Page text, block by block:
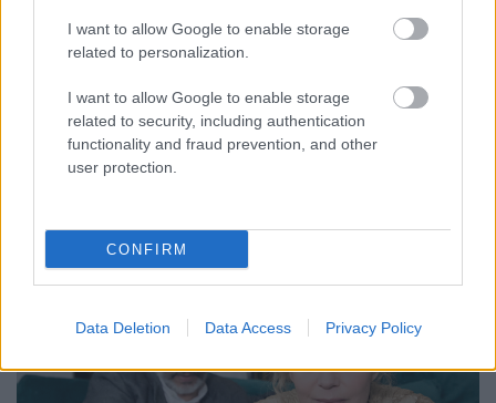
I want to allow Google to enable storage
related to personalization.
I want to allow Google to enable storage
related to security, including authentication
functionality and fraud prevention, and other
user protection.
CONFIRM
Data Deletion Data Access Privacy Policy
"Csak engedjenek át a határon,
jövünk!"
mtothorsi 2020. július 13.
Augusztus 21. és 29. között, a tervezett és már
meghirdetett versenyprogrammal, magas művészi